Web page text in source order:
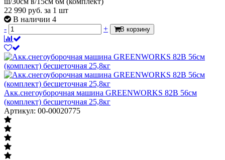
22 990 руб. за 1 шт
В наличии 4
-
+ В корзину
Акк.снегоуборочная машина GREENWORKS 82В 56см
(комплект) бесщеточная 25,8кг
Артикул: 00-00020775